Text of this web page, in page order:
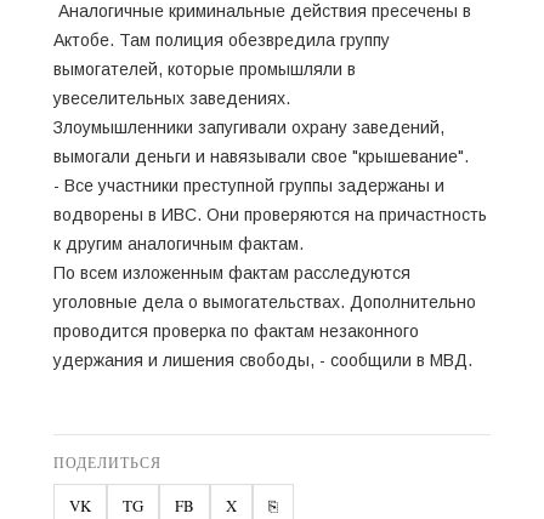
Аналогичные криминальные действия пресечены в
Актобе. Там полиция обезвредила группу
вымогателей, которые промышляли в
увеселительных заведениях.
Злоумышленники запугивали охрану заведений,
вымогали деньги и навязывали свое "крышевание".
- Все участники преступной группы задержаны и
водворены в ИВС. Они проверяются на причастность
к другим аналогичным фактам.
По всем изложенным фактам расследуются
уголовные дела о вымогательствах. Дополнительно
проводится проверка по фактам незаконного
удержания и лишения свободы, - сообщили в МВД.
ПОДЕЛИТЬСЯ
VK TG FB X ⎘